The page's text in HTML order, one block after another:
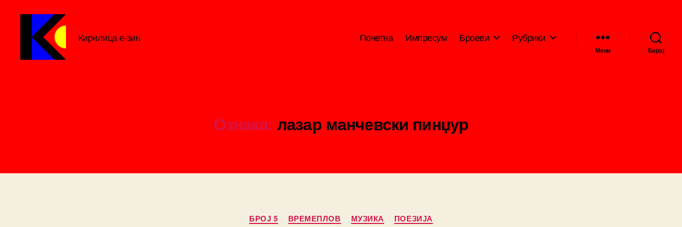
Кирилица е-зин Почетна Импресум Броеви Рубрики
Мени Барај
Ознака: лазар манчевски пинџур
Categories
БРОЈ 5 ВРЕМЕПЛОВ МУЗИКА ПОЕЗИЈА